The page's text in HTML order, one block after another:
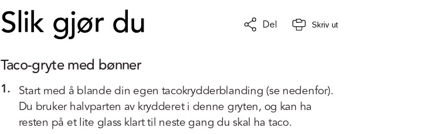
Slik gjør du Del Skriv ut
Taco-gryte med bønner
1. Start med å blande din egen tacokrydderblanding (se nedenfor).
Du bruker halvparten av krydderet i denne gryten, og kan ha
resten på et lite glass klart til neste gang du skal ha taco.